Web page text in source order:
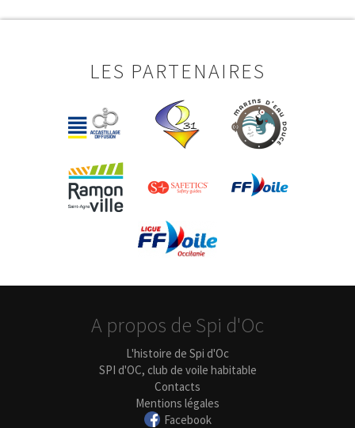
LES PARTENAIRES
A propos de Spi d'Oc
L'histoire de Spi d'Oc
SPI d'OC, club de voile habitable
Contacts
Mentions légales
Facebook